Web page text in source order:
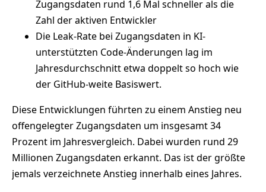
Zugangsdaten rund 1,6 Mal schneller als die
Zahl der aktiven Entwickler
Die Leak-Rate bei Zugangsdaten in KI-
unterstützten Code-Änderungen lag im
Jahresdurchschnitt etwa doppelt so hoch wie
der GitHub-weite Basiswert.
Diese Entwicklungen führten zu einem Anstieg neu
offengelegter Zugangsdaten um insgesamt 34
Prozent im Jahresvergleich. Dabei wurden rund 29
Millionen Zugangsdaten erkannt. Das ist der größte
jemals verzeichnete Anstieg innerhalb eines Jahres.